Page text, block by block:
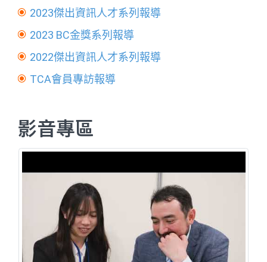
2023傑出資訊人才系列報導
2023 BC金獎系列報導
2022傑出資訊人才系列報導
TCA會員專訪報導
影音專區